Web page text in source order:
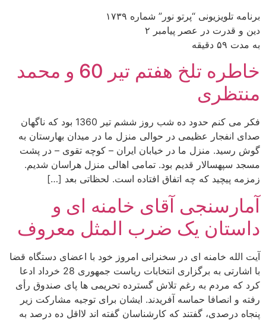
برنامه تلويزيونى “پرتو نور” شماره ۱۷۳۹
دین و قدرت در عصر پیامبر ۲
به مدت ۵۹ دقيقه
خاطره تلخ هفتم تیر 60 و محمد
منتظری
فکر می کنم حدود ده شب روز ششم تیر 1360 بود که ناگهان
صدای انفجار عظیمی در حوالی منزل ما در میدان بهارستان به
گوش رسید. منزل ما در خیابان ایران – کوچه تقوی – در پشت
مسجد سپهسالار قدیم بود. تمامی اهالی منزل هراسان شدیم.
زمزمه پیچید که چه اتفاق افتاده است. لحظاتی بعد […]
آمارسنجی آقای خامنه ای و
داستان یک ضرب المثل معروف
آیت الله خامنه ای در سخنرانی امروز خود با اعضای دستگاه قضا
با اشارتی به برگزاری انتخابات ریاست جمهوری 28 خرداد ادعا
کرد که مردم به رغم تلاش گسترده تحریمی ها پای صندوق رأی
رفته و انصافا حماسه آفریدند. ایشان برای توجیه مشارکت زیر
پنجاه درصدی، گفتند که کارشناسان گفته اند لااقل ده درصد به